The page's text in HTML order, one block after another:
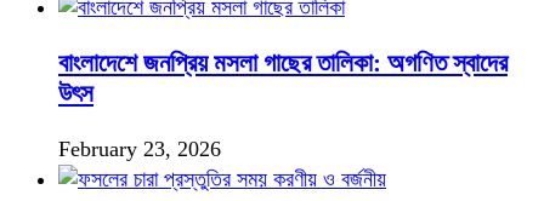
বাংলাদেশে জনপ্রিয় মসলা গাছের তালিকা: অগণিত স্বাদের
উৎস
February 23, 2026